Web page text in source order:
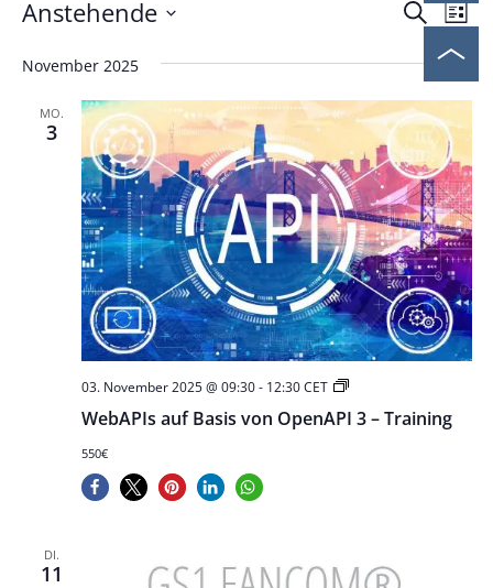
Veranstaltungen
Suche
und
SucheListe
Anstehende
wählen.
November 2025
MO.
3
WebAPIs auf Basis von OpenAPI 3 – Training
03. November 2025 @ 09:30- 12:30 CET
WebAPIs
Basis
550€
DI.
11